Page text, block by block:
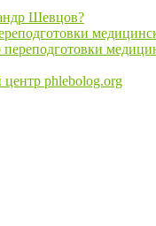
Шевцов?
phlebolog.org